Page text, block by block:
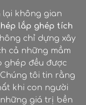
lại không gian
lắp ghép tích
chỉ dựng xây
cả những mầm
ghép đều được
tôi tin rằng
khi con người
giá trị bền